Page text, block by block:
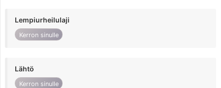
Lempiurheilulaji
Kerron sinulle
Lähtö
Kerron sinulle